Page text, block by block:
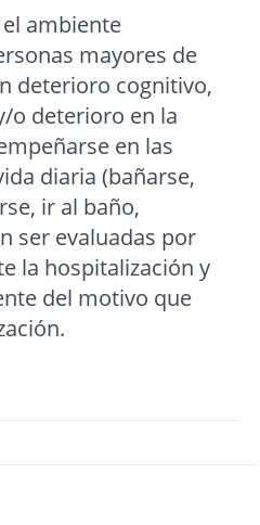
ambiente
mayores de
deterioro cognitivo,
o deterioro en la
en las
diaria (bañarse,
ir al baño,
ser evaluadas por
la hospitalización y
del motivo que